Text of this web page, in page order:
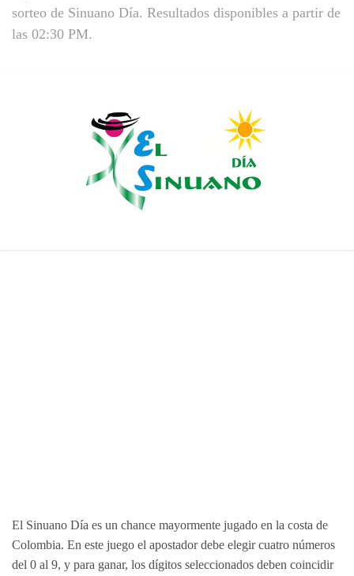
sorteo de Sinuano Día. Resultados disponibles a partir de
las 02:30 PM.
El Sinuano Día es un chance mayormente jugado en la costa de
Colombia. En este juego el apostador debe elegir cuatro números
del 0 al 9, y para ganar, los dígitos seleccionados deben coincidir